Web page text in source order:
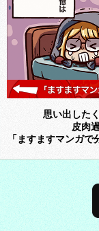
思い出した
皮肉
「ますますマンガ